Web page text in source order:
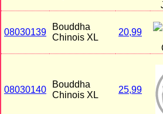
08030139
Bouddha
Chinois XL
20,99
08030140
Bouddha
Chinois XL
25,99